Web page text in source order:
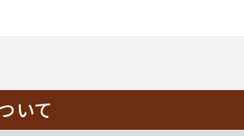
いて